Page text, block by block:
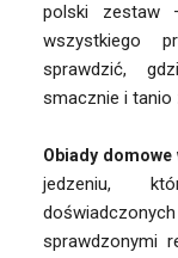
polski zestaw
wszystkiego
sprawdzić,
smacznie i tanio
Obiady domowe
jedzeniu,
sprawdzonymi